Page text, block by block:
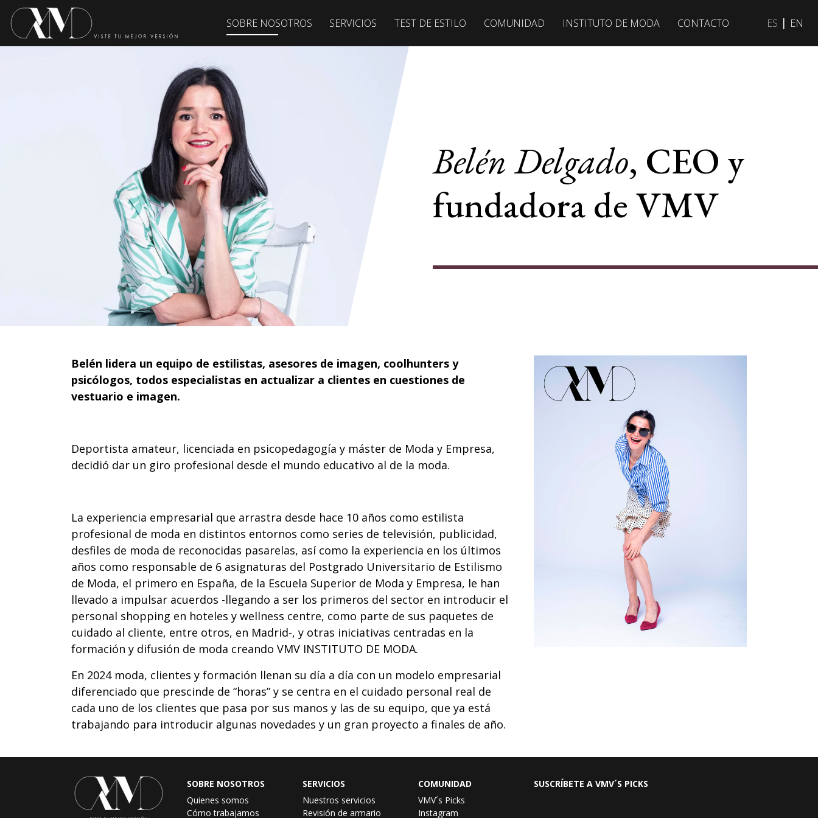
SOBRE NOSOTROS SERVICIOS TEST DE ESTILO COMUNIDAD INSTITUTO DE MODA CONTACTO ES | EN
Belén Delgado, CEO y
fundadora de VMV
Belén lidera un equipo de estilistas, asesores de imagen, coolhunters y
psicólogos, todos especialistas en actualizar a clientes en cuestiones de
vestuario e imagen.
Deportista amateur, licenciada en psicopedagogía y máster de Moda y Empresa,
decidió dar un giro profesional desde el mundo educativo al de la moda.
La experiencia empresarial que arrastra desde hace 10 años como estilista
profesional de moda en distintos entornos como series de televisión, publicidad,
desfiles de moda de reconocidas pasarelas, así como la experiencia en los últimos
años como responsable de 6 asignaturas del Postgrado Universitario de Estilismo
de Moda, el primero en España, de la Escuela Superior de Moda y Empresa, le han
llevado a impulsar acuerdos -llegando a ser los primeros del sector en introducir el
personal shopping en hoteles y wellness centre, como parte de sus paquetes de
cuidado al cliente, entre otros, en Madrid-, y otras iniciativas centradas en la
formación y difusión de moda creando VMV INSTITUTO DE MODA.
En 2024 moda, clientes y formación llenan su día a día con un modelo empresarial
diferenciado que prescinde de “horas” y se centra en el cuidado personal real de
cada uno de los clientes que pasa por sus manos y las de su equipo, que ya está
trabajando para introducir algunas novedades y un gran proyecto a finales de año.
SOBRE NOSOTROS
Quienes somos
Cómo trabajamos
SERVICIOS
Nuestros servicios
Revisión de armario
COMUNIDAD
VMV´s Picks
Instagram
SUSCRÍBETE A VMV´S PICKS